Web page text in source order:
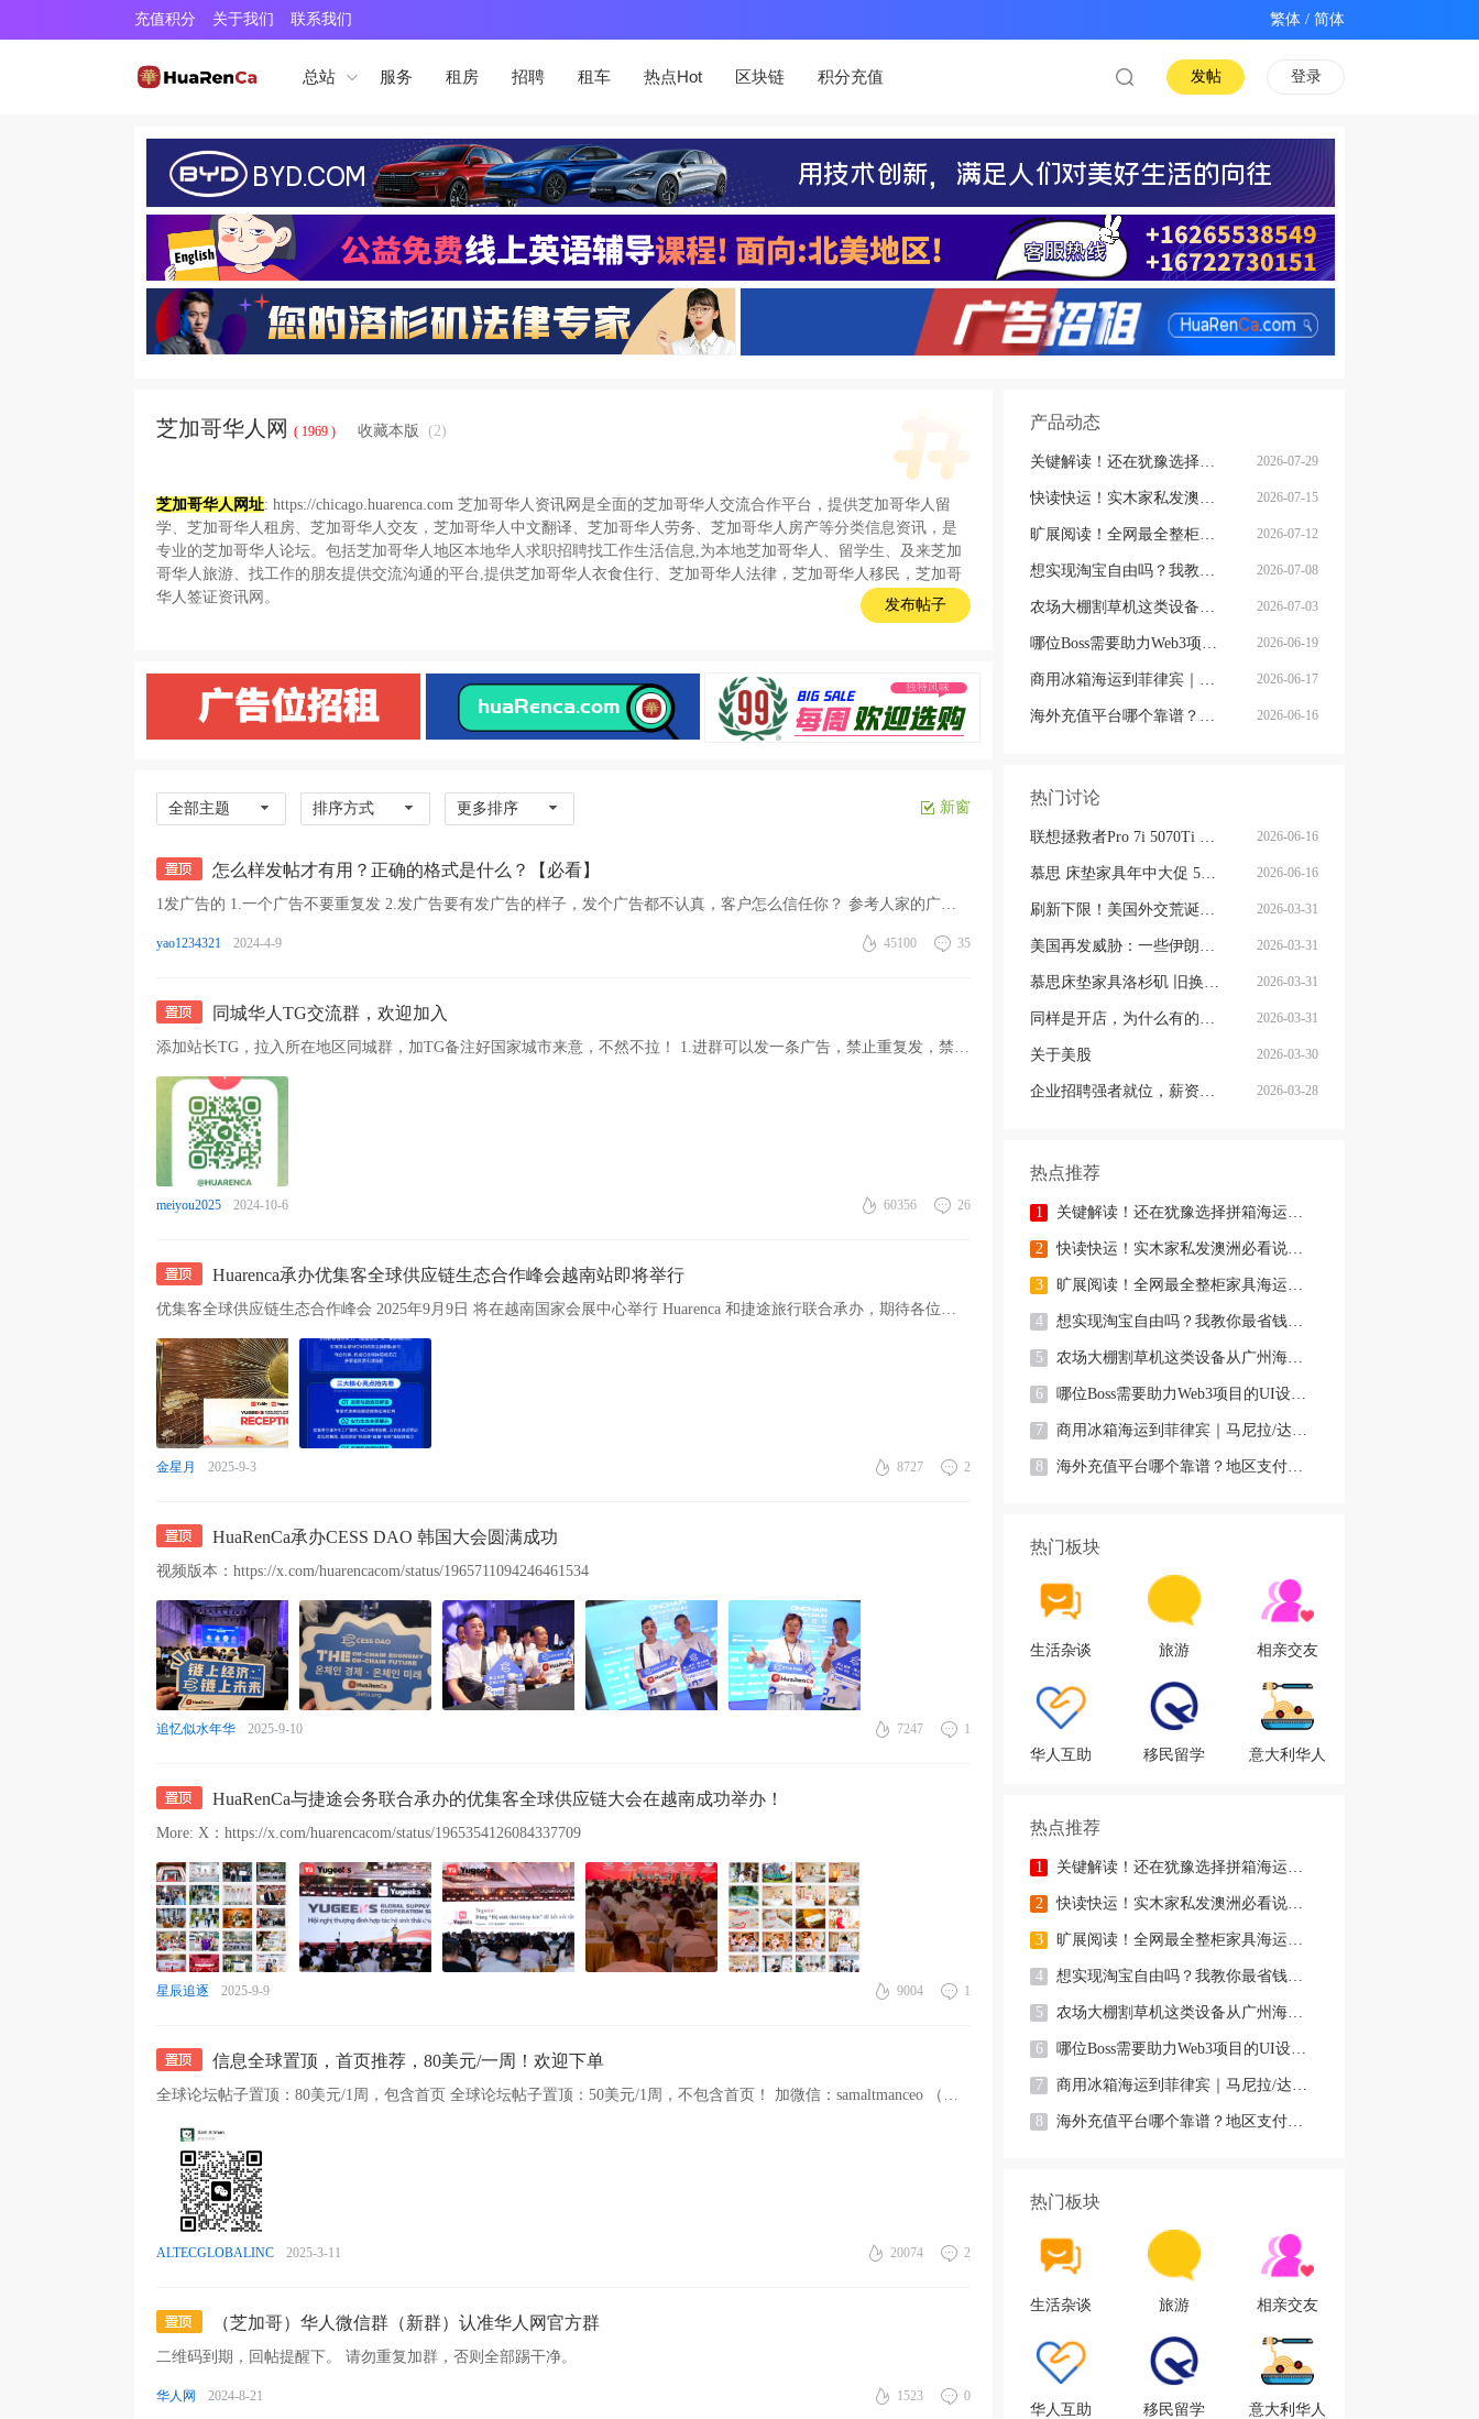
充值积分 关于我们 联系我们 /
总站 服务 租房 招聘 租车 热点Hot 区块链 积分充值 登录
发帖
发布帖子
芝加哥华人网 ( 1969 ) 收藏本版 (2)
芝加哥华人网址: https://chicago.huarenca.com 芝加哥华人资讯网 是全面的芝加哥华人交流合作平台，提供芝加哥华人留
学
芝加哥华人租房 芝加哥华人交友 ， 芝加哥华人中文翻译 芝加哥华人劳务 芝加哥华人房产等分类信息资讯，是
专业的芝加哥华人论坛。包括芝加哥华人地区本地华人求职招聘找工作生活信息,为本地芝加哥华人 、留学生、及来芝加
哥华人旅游 、找工作的朋友提供交流沟通的平台,提供芝加哥华人衣食住行 芝加哥华人法律 ， 芝加哥华人移民 ， 芝加哥
华人签证资讯网。
新窗
全部主题 排序方式 更多排序
怎么样发帖才有用？正确的格式是什么？【必看】
yao1234321 2024-4-9 45100 35
同城华人TG交流群，欢迎加入
meiyou2025 2024-10-6 60356 26
Huarenca承办优集客全球供应链生态合作峰会越南站即将举行
金星月 2025-9-3 8727 2
HuaRenCa承办CESS DAO 韩国大会圆满成功
视频版本：https://x.com/huarencacom/status/1965711094246461534
追忆似水年华 2025-9-10 7247 1
HuaRenCa与捷途会务联合承办的优集客全球供应链大会在越南成功举办！
More: X：https://x.com/huarencacom/status/1965354126084337709
星辰追逐 2025-9-9 9004 1
信息全球置顶，首页推荐，80美元/一周！欢迎下单
ALTECGLOBALINC 2025-3-11 20074 2
（芝加哥）华人微信群（新群）认准华人网官方群
二维码到期，回帖提醒下。 请勿重复加群，否则全部踢干净。
华人网 2024-8-21 1523 0
产品动态
2026-07-29
2026-07-15
2026-07-12
2026-07-08
2026-07-03
2026-06-19
2026-06-17
2026-06-16
热门讨论
2026-06-16
2026-06-16
2026-03-31
2026-03-31
2026-03-31
2026-03-31
2026-03-30
关于美股
2026-03-28
热点推荐
1 关键解读！还在犹豫选择拼箱海运澳洲or整柜海运悉尼墨尔本的朋友
2 快读快运！实木家私发澳洲必看说明这类家具熏蒸杀毒再可海运布里
3 旷展阅读！全网最全整柜家具海运马来西亚怡保的保姆式海运攻略！
4 想实现淘宝自由吗？我教你最省钱，最方便的方法
5 农场大棚割草机这类设备从广州海运到澳洲堪培拉过海关需要提供什
6 哪位Boss需要助力Web3项目的UI设计，或qian
7 商用冰箱海运到菲律宾｜马尼拉/达沃双清到门专线
8 海外充值平台哪个靠谱？地区支付限制实在太折磨人
热门板块
生活杂谈 旅游 相亲交友
华人互助 移民留学 意大利华人
热点推荐
1 关键解读！还在犹豫选择拼箱海运澳洲or整柜海运悉尼墨尔本的朋友
2 快读快运！实木家私发澳洲必看说明这类家具熏蒸杀毒再可海运布里
3 旷展阅读！全网最全整柜家具海运马来西亚怡保的保姆式海运攻略！
4 想实现淘宝自由吗？我教你最省钱，最方便的方法
5 农场大棚割草机这类设备从广州海运到澳洲堪培拉过海关需要提供什
6 哪位Boss需要助力Web3项目的UI设计，或qian
7 商用冰箱海运到菲律宾｜马尼拉/达沃双清到门专线
8 海外充值平台哪个靠谱？地区支付限制实在太折磨人
热门板块
生活杂谈 旅游 相亲交友
华人互助 移民留学 意大利华人